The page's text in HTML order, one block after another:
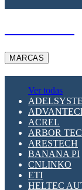
MARCAS
Ver todas
ACREL
ARBOR
ARESTECH
BANANA PI
CNLINKO
ETI
HELTEC